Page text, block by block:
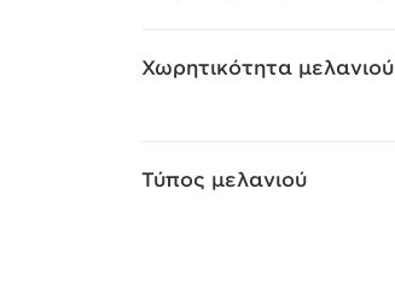
Χωρητικότητα μελανιού
Τύπος μελανιού